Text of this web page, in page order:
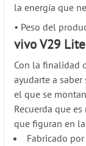
la energía que
• Peso del
vivo V29 Lite
Con la finalidad
ayudarte a
el que se
Recuerda que
que figuran en
Fabricado